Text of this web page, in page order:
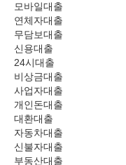
모바일대출
연체자대출
무담보대출
신용대출
24시대출
비상금대출
사업자대출
개인돈대출
대환대출
자동차대출
신불자대출
부동산대출